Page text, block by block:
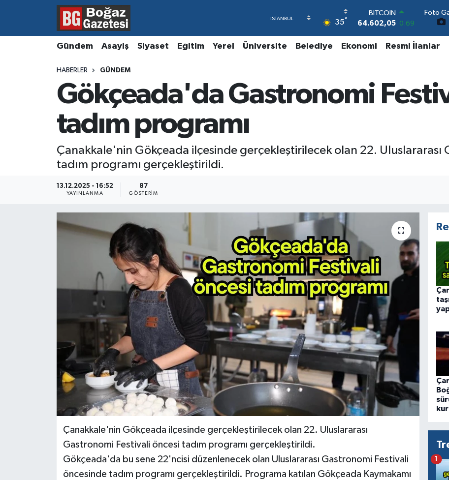
35°
64.602,05
DOLAR
47,6006 0.06
EURO
GRAM ALTIN
0.32
Foto
Gündem Asayiş Siyaset Eğitim Yerel Üniversite Belediye Ekonomi Resmi İlanlar
HABERLER GÜNDEM
Gökçeada'da Gastronomi
tadım programı
Çanakkale'nin Gökçeada ilçesinde gerçekleştirilecek olan 22. Uluslararası
tadım programı gerçekleştirildi.
13.12.2025 - 16:52
YAYINLANMA
87
GÖSTERIM
Çanakkale'nin Gökçeada ilçesinde gerçekleştirilecek olan 22. Uluslararası
Gastronomi Festivali öncesi tadım programı gerçekleştirildi.
Gökçeada'da bu sene 22'ncisi düzenlenecek olan Uluslararası Gastronomi Festivali
öncesinde tadım programı gerçekleştirildi. Programa katılan Gökçeada Kaymakamı
1
Asayiş
Ekonomi
Gündem
Magazin
Resmi İlanlar
Hava Durumu
Süper Lig Puan Durumu ve Fikstür
Tüm Manşetler
Haber Arşivi